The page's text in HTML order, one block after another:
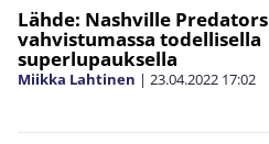
Lähde: Nashville Predators
vahvistumassa todellisella
superlupauksella
Miikka Lahtinen | 23.04.2022 17:02